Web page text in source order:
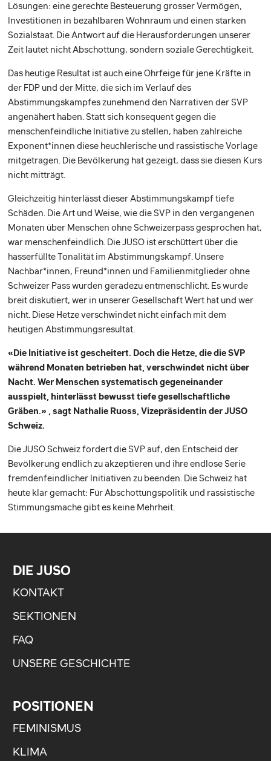
Lösungen: eine gerechte Besteuerung grosser Vermögen,
Investitionen in bezahlbaren Wohnraum und einen starken
Sozialstaat. Die Antwort auf die Herausforderungen unserer
Zeit lautet nicht Abschottung, sondern soziale Gerechtigkeit.
Das heutige Resultat ist auch eine Ohrfeige für jene Kräfte in
der FDP und der Mitte, die sich im Verlauf des
Abstimmungskampfes zunehmend den Narrativen der SVP
angenähert haben. Statt sich konsequent gegen die
menschenfeindliche Initiative zu stellen, haben zahlreiche
Exponent*innen diese heuchlerische und rassistische Vorlage
mitgetragen. Die Bevölkerung hat gezeigt, dass sie diesen Kurs
nicht mitträgt.
Gleichzeitig hinterlässt dieser Abstimmungskampf tiefe
Schäden. Die Art und Weise, wie die SVP in den vergangenen
Monaten über Menschen ohne Schweizerpass gesprochen hat,
war menschenfeindlich. Die JUSO ist erschüttert über die
hasserfüllte Tonalität im Abstimmungskampf. Unsere
Nachbar*innen, Freund*innen und Familienmitglieder ohne
Schweizer Pass wurden geradezu entmenschlicht. Es wurde
breit diskutiert, wer in unserer Gesellschaft Wert hat und wer
nicht. Diese Hetze verschwindet nicht einfach mit dem
heutigen Abstimmungsresultat.
«Die Initiative ist gescheitert. Doch die Hetze, die die SVP
während Monaten betrieben hat, verschwindet nicht über
Nacht. Wer Menschen systematisch gegeneinander
ausspielt, hinterlässt bewusst tiefe gesellschaftliche
Gräben.» , sagt Nathalie Ruoss, Vizepräsidentin der JUSO
Schweiz.
Die JUSO Schweiz fordert die SVP auf, den Entscheid der
Bevölkerung endlich zu akzeptieren und ihre endlose Serie
fremdenfeindlicher Initiativen zu beenden. Die Schweiz hat
heute klar gemacht: Für Abschottungspolitik und rassistische
Stimmungsmache gibt es keine Mehrheit.
DIE JUSO
KONTAKT
SEKTIONEN
FAQ
UNSERE GESCHICHTE
POSITIONEN
FEMINISMUS
KLIMA